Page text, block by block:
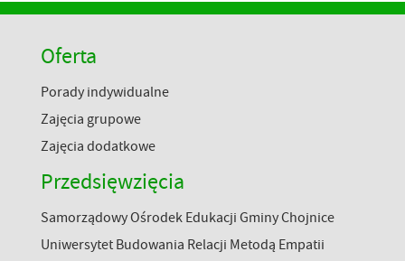
Oferta
Porady indywidualne
Zajęcia grupowe
Zajęcia dodatkowe
Przedsięwzięcia
Samorządowy Ośrodek Edukacji Gminy Chojnice
Uniwersytet Budowania Relacji Metodą Empatii